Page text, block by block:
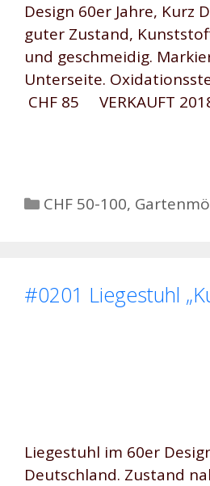
Design 60er Jahre, Kurz
guter Zustand,
und geschmeidig.
Unterseite.
CHF 85 VERKAUFT
Kategorien
CHF 50-100,
#0201 Liegestuhl
Liegestuhl im 60er
Deutschland. Zustand